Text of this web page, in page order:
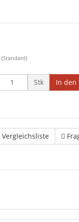
(Standard)
Stk In den
Vergleichsliste